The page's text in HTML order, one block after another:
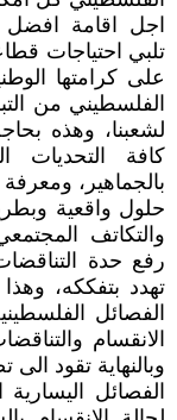
اجل اقامة افضل
تلبي احتياجات
على كرامتها
الفلسطيني من
لشعبنا، وهذه
كافة التحديات
بالجماهير،
حلول واقعية
والتكاتف
رفع حدة
تهدد بتفككه،
الفصائل
الانقسام
وبالنهاية تقود
الفصائل